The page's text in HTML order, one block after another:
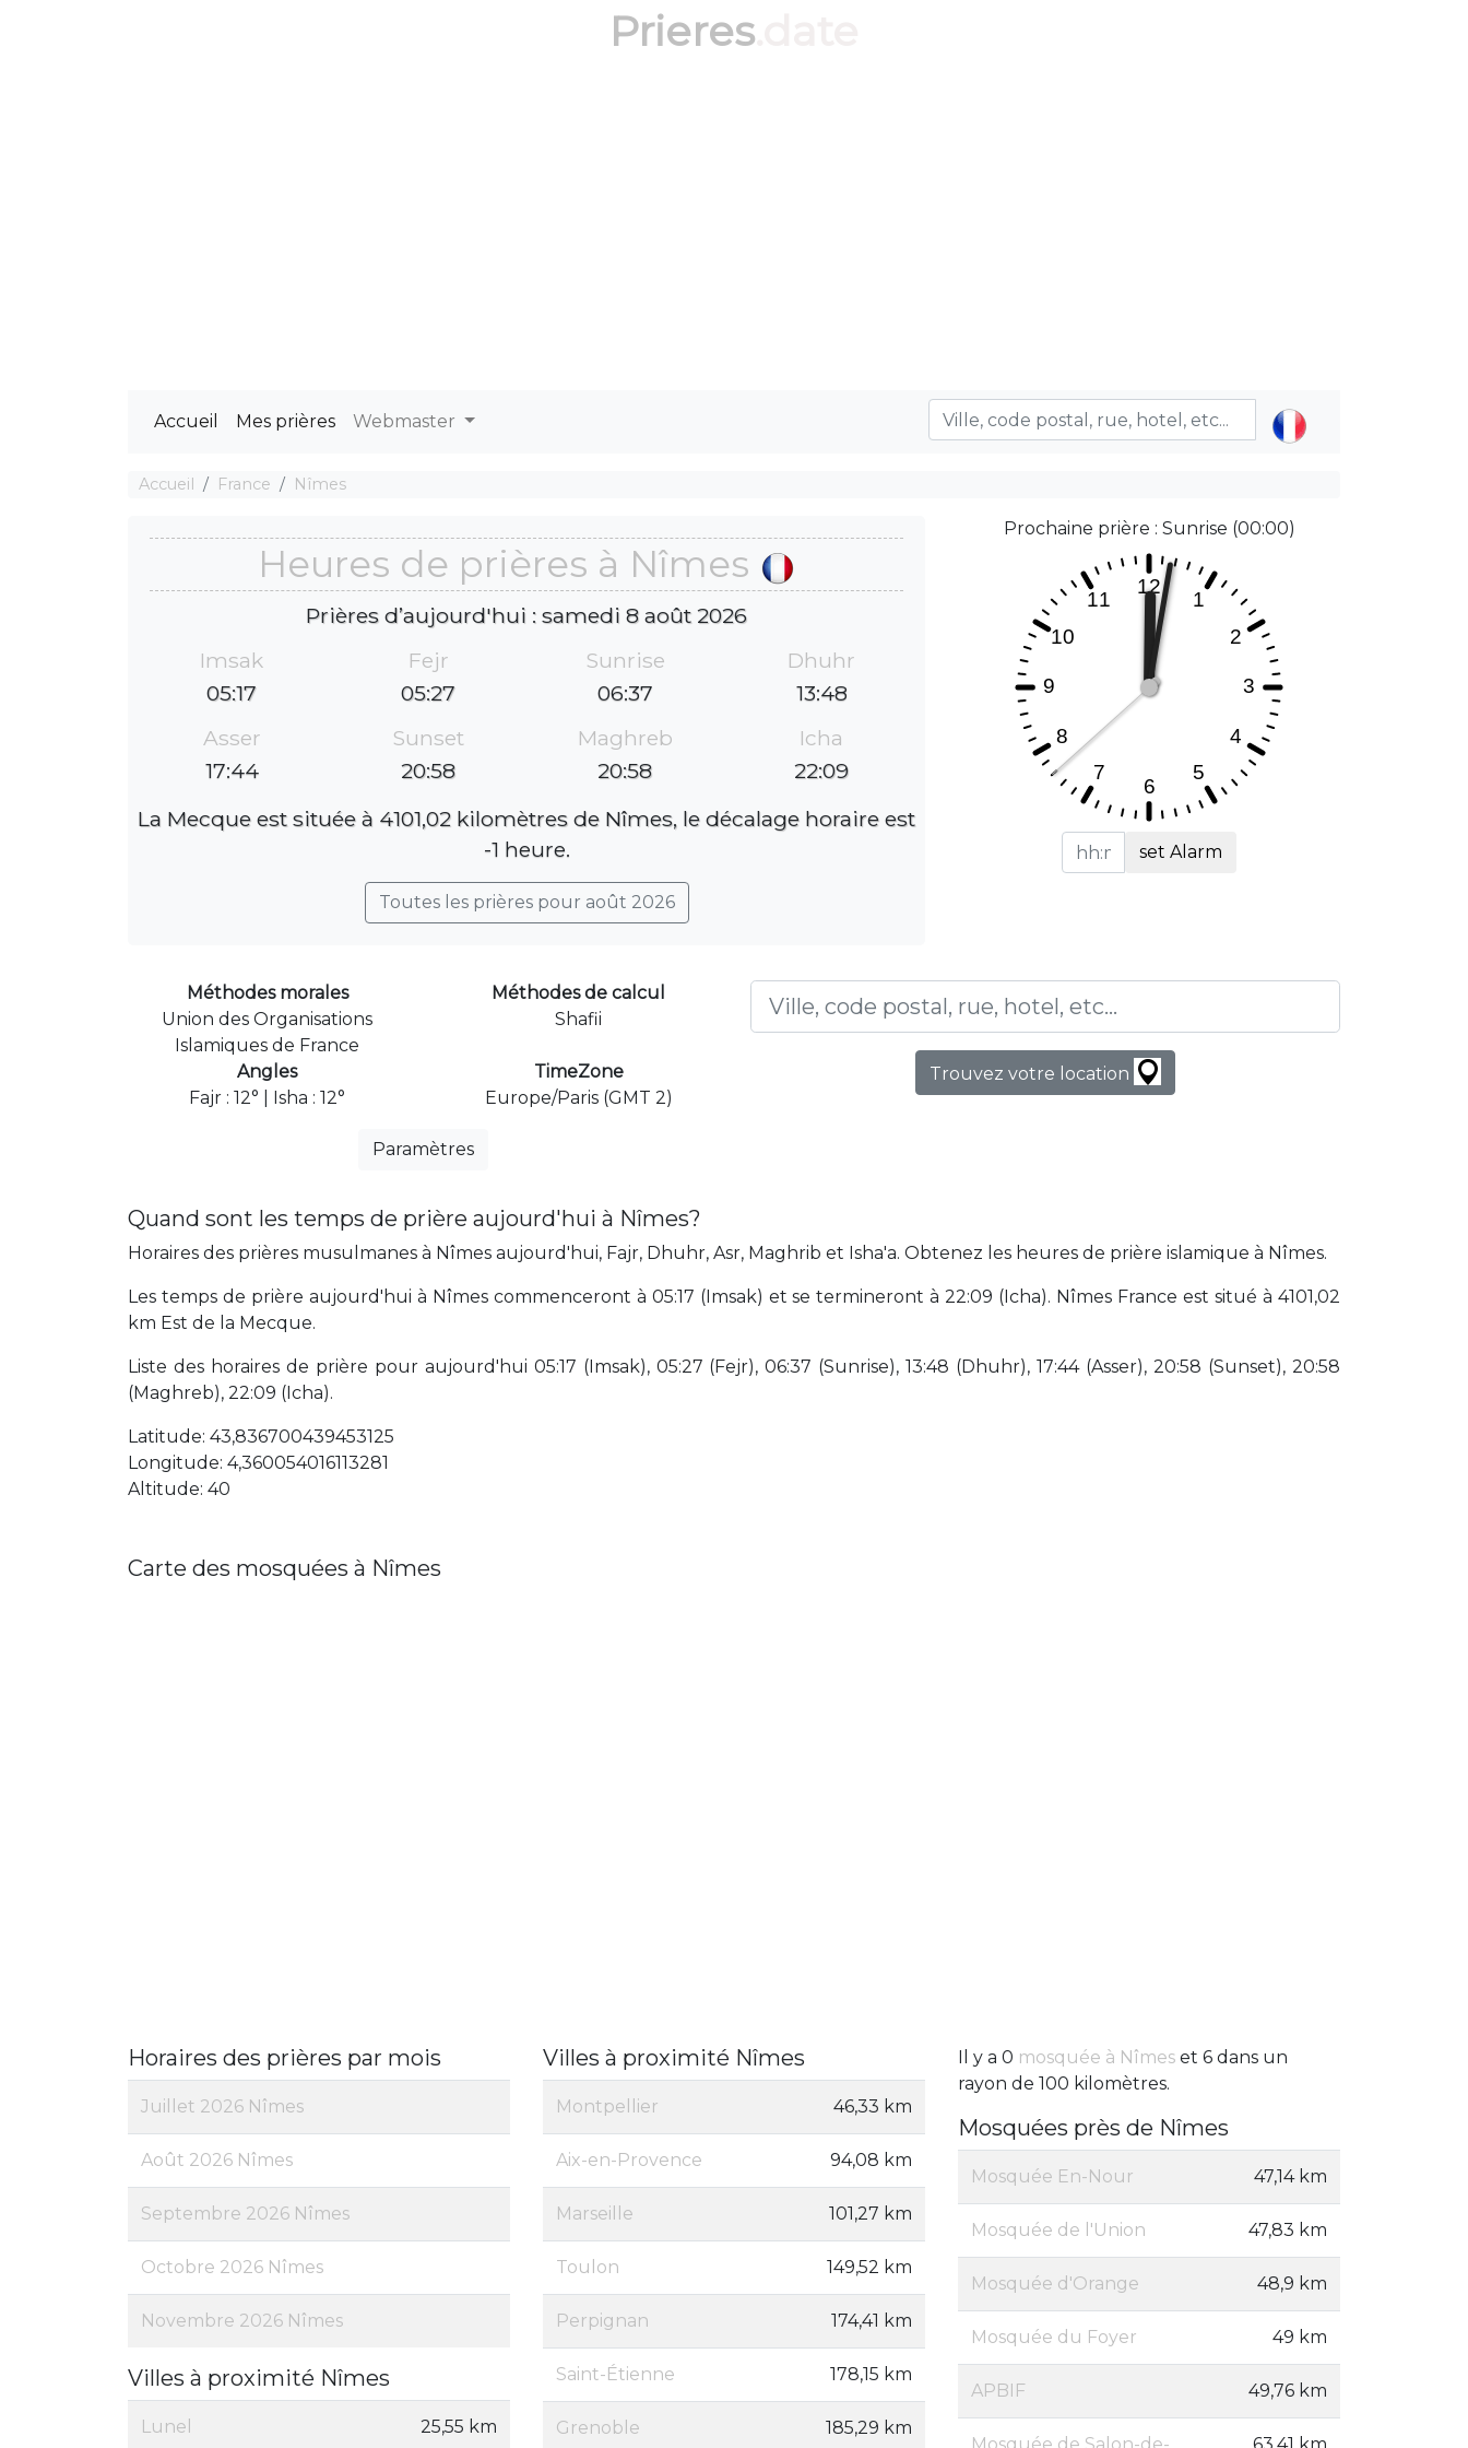
Prieres
Accueil Mes prières Webmaster
Accueil France Nîmes
Heures de prières à Nîmes
Prières d’aujourd'hui : samedi 8 août 2026
Imsak
05:17
Fejr
05:27
Sunrise
06:37
Dhuhr
13:48
Asser
17:44
Sunset
20:58
Maghreb
20:58
Icha
22:09
La Mecque est située à 4101,02 kilomètres de Nîmes, le décalage horaire est
-1 heure.
Toutes les prières pour août 2026
Prochaine prière : Sunrise (00:00)
set Alarm
Méthodes morales
Union des Organisations
Islamiques de France
Méthodes de calcul
Shafii
Angles
Fajr : 12° | Isha : 12°
TimeZone
Europe/Paris (GMT 2)
Paramètres
Trouvez votre location
Quand sont les temps de prière aujourd'hui à Nîmes?
Horaires des prières musulmanes à Nîmes aujourd'hui, Fajr, Dhuhr, Asr, Maghrib et Isha'a. Obtenez les heures de prière islamique à Nîmes.
Les temps de prière aujourd'hui à Nîmes commenceront à 05:17 (Imsak) et se termineront à 22:09 (Icha). Nîmes France est situé à 4101,02
km Est de la Mecque.
Liste des horaires de prière pour aujourd'hui 05:17 (Imsak), 05:27 (Fejr), 06:37 (Sunrise), 13:48 (Dhuhr), 17:44 (Asser), 20:58 (Sunset), 20:58
(Maghreb), 22:09 (Icha).
Latitude: 43,836700439453125
Longitude: 4,360054016113281
Altitude: 40
Carte des mosquées à Nîmes
Horaires des prières par mois
Juillet 2026 Nîmes
Août 2026 Nîmes
Septembre 2026 Nîmes
Octobre 2026 Nîmes
Novembre 2026 Nîmes
Villes à proximité Nîmes
Lunel 25,55 km
Villes à proximité Nîmes
Montpellier 46,33 km
Aix-en-Provence 94,08 km
Marseille 101,27 km
Toulon 149,52 km
Perpignan 174,41 km
Saint-Étienne 178,15 km
Grenoble 185,29 km
Il y a 0 mosquée à Nîmes et 6 dans un
rayon de 100 kilomètres.
Mosquées près de Nîmes
Mosquée En-Nour 47,14 km
Mosquée de l'Union 47,83 km
Mosquée d'Orange 48,9 km
Mosquée du Foyer 49 km
APBIF 49,76 km
Mosquée de Salon-de- 63,41 km